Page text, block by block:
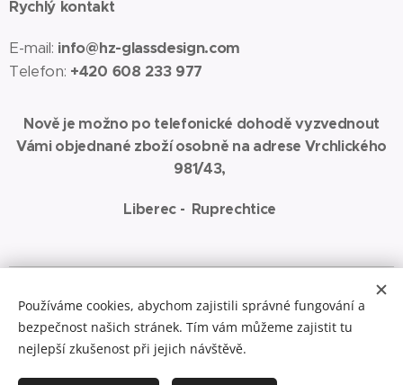
Rychlý kontakt
E-mail: info@hz-glassdesign.com
Telefon: +420 608 233 977
Nově je možno po telefonické dohodě vyzvednout
Vámi objednané zboží osobně na adrese Vrchlického
981/43,
Liberec - Ruprechtice
Zde najdete malbu akrylem na
plátno
Cookies
Používáme cookies, abychom zajistili správné fungování a
bezpečnost našich stránek. Tím vám můžeme zajistit tu
nejlepší zkušenost při jejich návštěvě.